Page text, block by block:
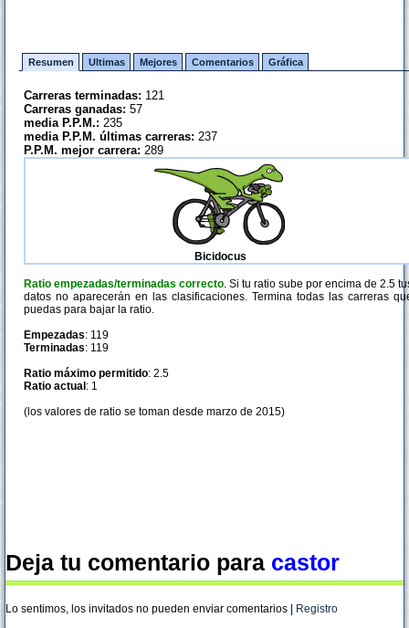
Resumen Ultimas Mejores Comentarios Gráfica
Carreras terminadas: 121
Carreras ganadas: 57
media P.P.M.: 235
media P.P.M. últimas carreras: 237
P.P.M. mejor carrera: 289
Bicidocus
Ratio empezadas/terminadas correcto. Si tu ratio sube por encima de 2.5
datos no aparecerán en las clasificaciones. Termina todas las carreras
puedas para bajar la ratio.
Empezadas: 119
Terminadas: 119
Ratio máximo permitido: 2.5
Ratio actual : 1
(los valores de ratio se toman desde marzo de 2015)
Deja tu comentario para castor
Lo sentimos, los invitados no pueden enviar comentarios | Registro